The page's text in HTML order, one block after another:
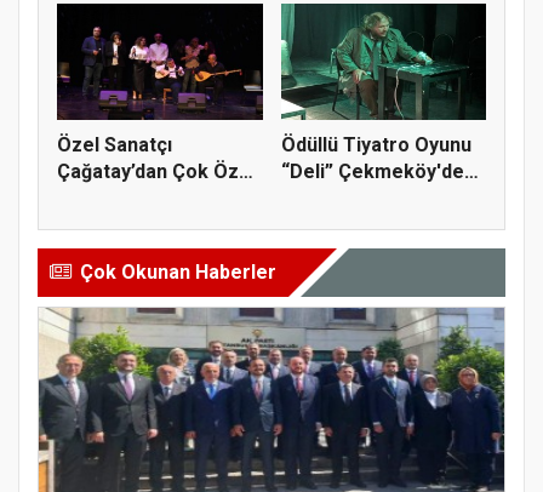
Özel Sanatçı
Çağatay’dan Çok Özel
Ödüllü Tiyatro Oyunu
“Deli” Çekmeköy'de
Çok Okunan Haberler